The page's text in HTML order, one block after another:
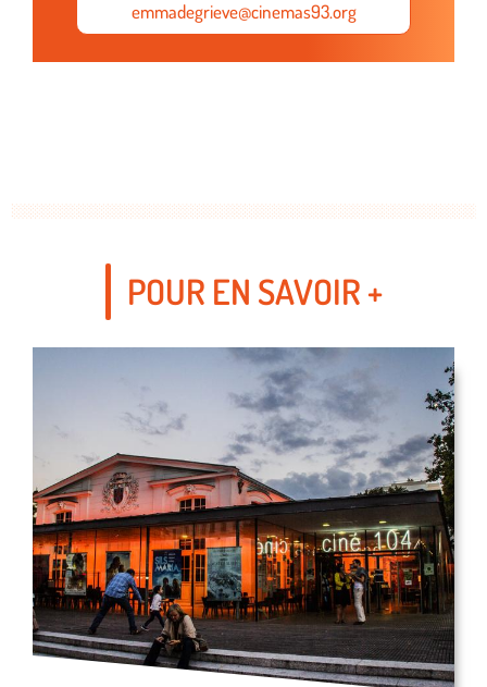
emmadegrieve@cinemas93.org
POUR EN SAVOIR +